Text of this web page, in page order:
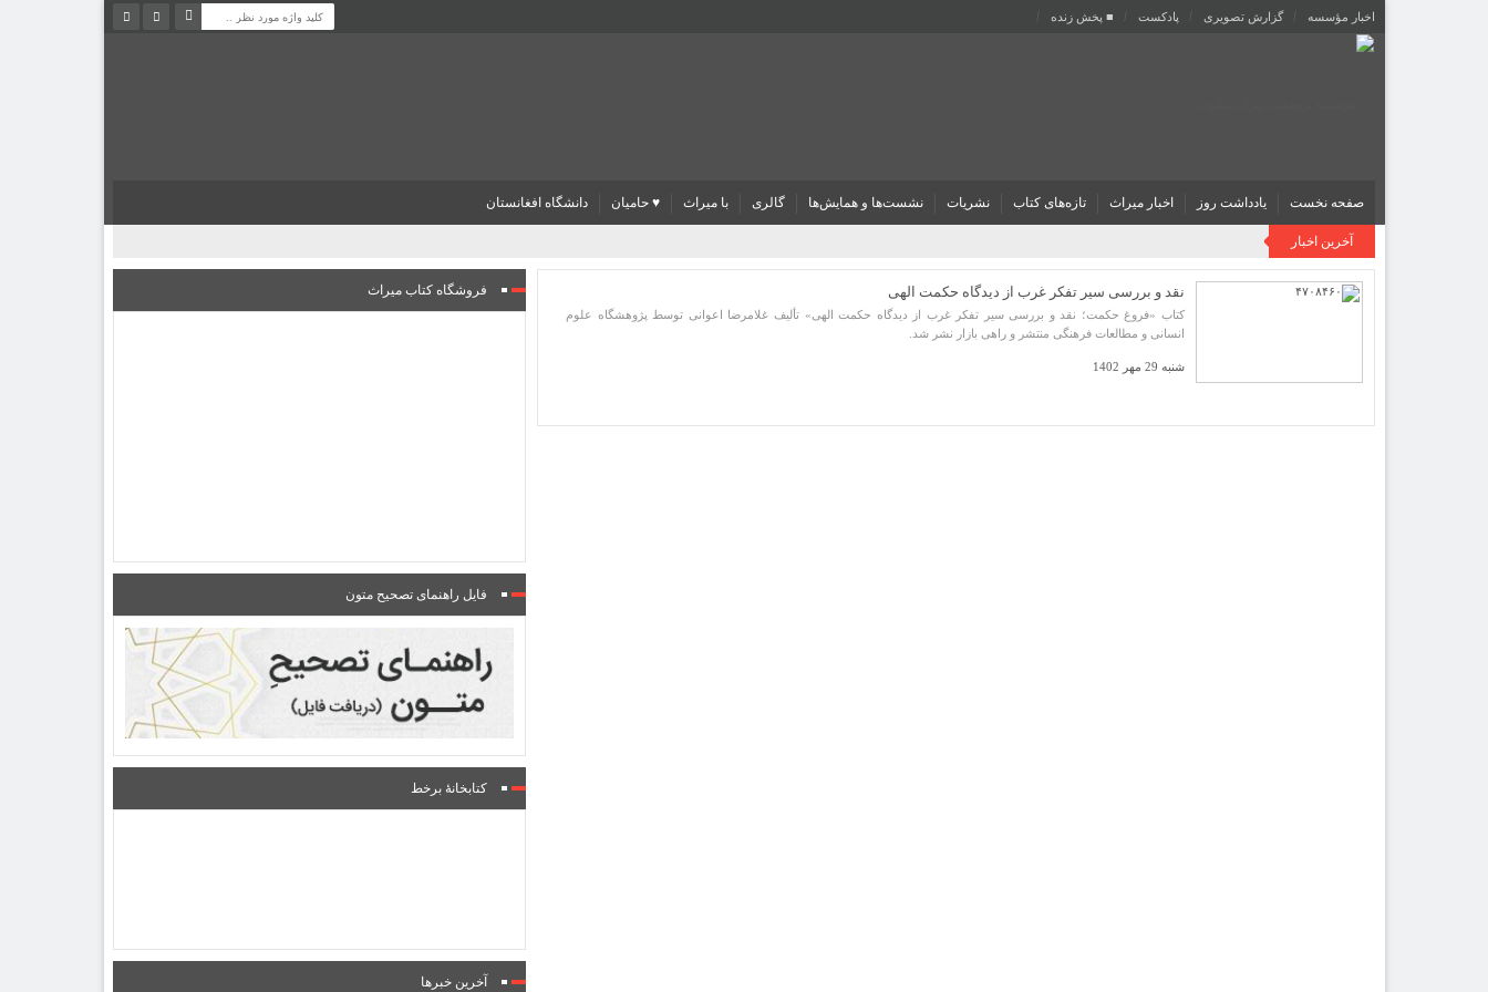
اخبار مؤسسه گزارش تصویری پادکست‌ ■ پخش زنده
صفحه نخست یادداشت روز اخبار میراث تازه‌های کتاب نشریات نشست‌ها و همایش‌ها گالری با میراث ♥ حامیان دانشگاه افغانستان
آخرین اخبار
نقد و بررسی سیر تفکر غرب از دیدگاه حکمت الهی
کتاب «فروغ حکمت؛ نقد و بررسی سیر تفکر غرب از دیدگاه حکمت الهی» تألیف غلامرضا اعوانی توسط پژوهشگاه علوم
انسانی و مطالعات فرهنگی منتشر و راهی بازار نشر شد.
شنبه 29 مهر 1402
فروشگاه کتاب میراث
فایل راهنمای تصحیح متون
کتابخانۀ برخط
آخرین خبرها